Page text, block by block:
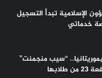
الإسلامية تبدأ التسجيل
خدماتي
“سيب منجمنت”